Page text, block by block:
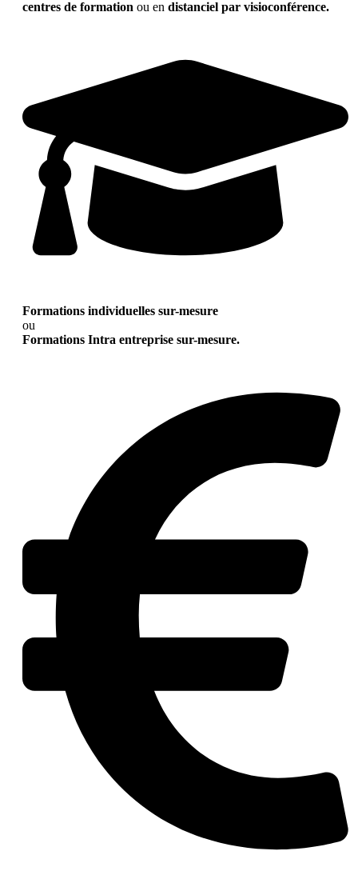
centres de formation ou en distanciel par visioconférence.
Formations individuelles sur-mesure
ou
Formations Intra entreprise sur-mesure.